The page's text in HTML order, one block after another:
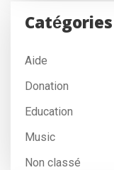
Catégories
Aide
Donation
Education
Music
Non classé